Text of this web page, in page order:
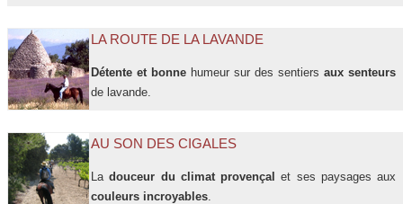
LA ROUTE DE LA LAVANDE
Détente et bonne humeur sur des sentiers aux senteurs
de lavande.
AU SON DES CIGALES
Ladouceur du climat provençalet ses paysages aux
couleurs incroyables.